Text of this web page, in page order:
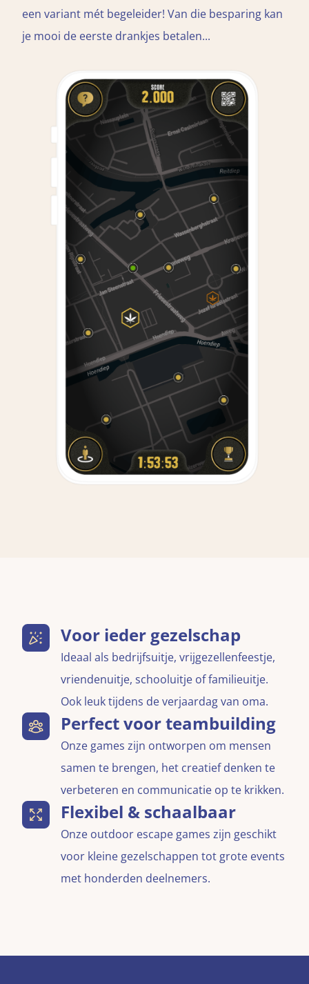
een variant mét begeleider! Van die besparing kan
je mooi de eerste drankjes betalen...
Voor ieder gezelschap
Ideaal als bedrijfsuitje, vrijgezellenfeestje,
vriendenuitje, schooluitje of familieuitje.
Ook leuk tijdens de verjaardag van oma.
Perfect voor teambuilding
Onze games zijn ontworpen om mensen
samen te brengen, het creatief denken te
verbeteren en communicatie op te krikken.
Flexibel & schaalbaar
Onze outdoor escape games zijn geschikt
voor kleine gezelschappen tot grote events
met honderden deelnemers.